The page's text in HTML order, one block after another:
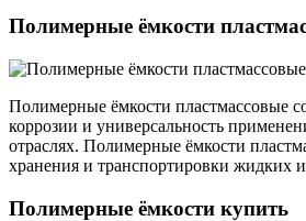
Полимерные ёмкости
Полимерные ёмкости пластмассовые
коррозии и универсальность
отраслях. Полимерные ёмкости
хранения и транспортировки жидких
Полимерные ёмкости купить